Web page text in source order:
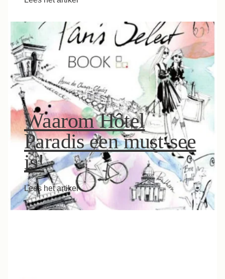
Waarom Hôtel
Paradis een must-see
is!
Lees het artikel